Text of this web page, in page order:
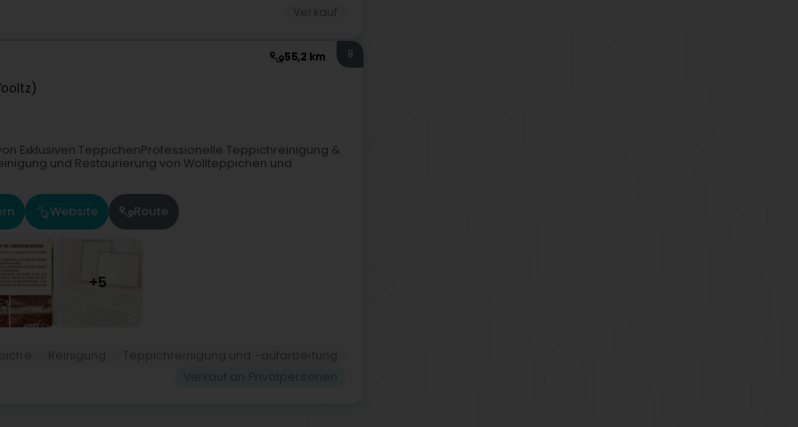
55,2 km 8
Exklusiven TeppichenProfessionelle Teppichreinigung &
und Restaurierung von Wollteppichen und
Website Route
+5